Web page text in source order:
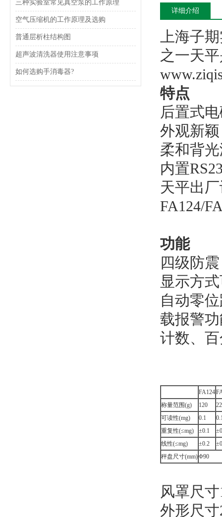
三种实验室常见真空泵的工作原理
空气压缩机的工作原理及选购
普通层析柱结构图
超声波清洗器使用注意事项
如何选购手消毒器?
详细介绍
上海子
之一天
特点
后置式
外观新
柔和背
内置
天平出
FA124/
功能
四级防
显示方
自动零
载报警
计数、
FA124
称量范围(g)
120
可读性(mg)
0.1
重复性(≤mg)
±0.1
线性(≤mg)
±0.2
秤盘尺寸(mm)Φ90
风罩尺
外形尺寸